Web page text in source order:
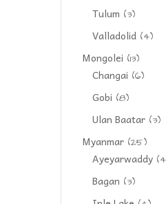
Tulum (3)
Valladolid (4)
Mongolei (13)
Changai (6)
Gobi (8)
Ulan Baatar (3)
Myanmar (25)
Ayeyarwaddy
Bagan (3)